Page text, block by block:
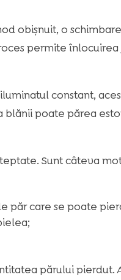
obișnuit, o
permite
constant,
blănii poate părea
Sunt câteva
păr care se poate
părului pierdut.